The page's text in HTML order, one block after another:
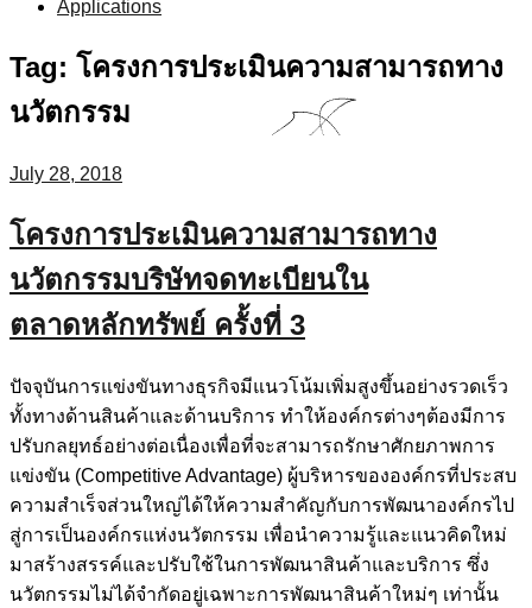
Applications
Tag: โครงการประเมินความสามารถทาง
นวัตกรรม
July 28, 2018
โครงการประเมินความสามารถทาง
นวัตกรรมบริษัทจดทะเบียนใน
ตลาดหลักทรัพย์ ครั้งที่ 3
ปัจจุบันการแข่งขันทางธุรกิจมีแนวโน้มเพิ่มสูงขึ้นอย่างรวดเร็ว
ทั้งทางด้านสินค้าและด้านบริการ ทำให้องค์กรต่างๆต้องมีการ
ปรับกลยุทธ์อย่างต่อเนื่องเพื่อที่จะสามารถรักษาศักยภาพการ
แข่งขัน (Competitive Advantage) ผู้บริหารขององค์กรที่ประสบ
ความสำเร็จส่วนใหญ่ได้ให้ความสำคัญกับการพัฒนาองค์กรไป
สู่การเป็นองค์กรแห่งนวัตกรรม เพื่อนำความรู้และแนวคิดใหม่
มาสร้างสรรค์และปรับใช้ในการพัฒนาสินค้าและบริการ ซึ่ง
นวัตกรรมไม่ได้จำกัดอยู่เฉพาะการพัฒนาสินค้าใหม่ๆ เท่านั้น